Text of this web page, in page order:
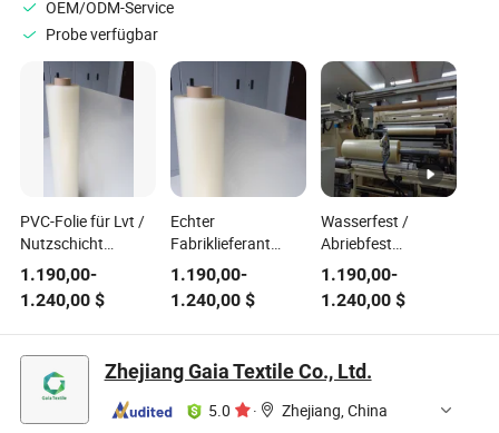
OEM/ODM-Service
Probe verfügbar
PVC-Folie für Lvt /
Nutzschicht
wasserdicht /
abriebfesten Boden
0.30mm
1.190,00-
1.240,00 $
Echter
Fabriklieferant
PVC-Folie für Lvt
/Wasserdicht
/Abriebfest
Bodenfolie
0.32mm
1.190,00-
1.240,00$
Wasserfest /
Abriebfest
Fußboden PVC
Folie für Lvt
0.28mm
1.190,00-
1.240,00$
Zhejiang Gaia Textile Co., Ltd.
5.0 · Zhejiang, China